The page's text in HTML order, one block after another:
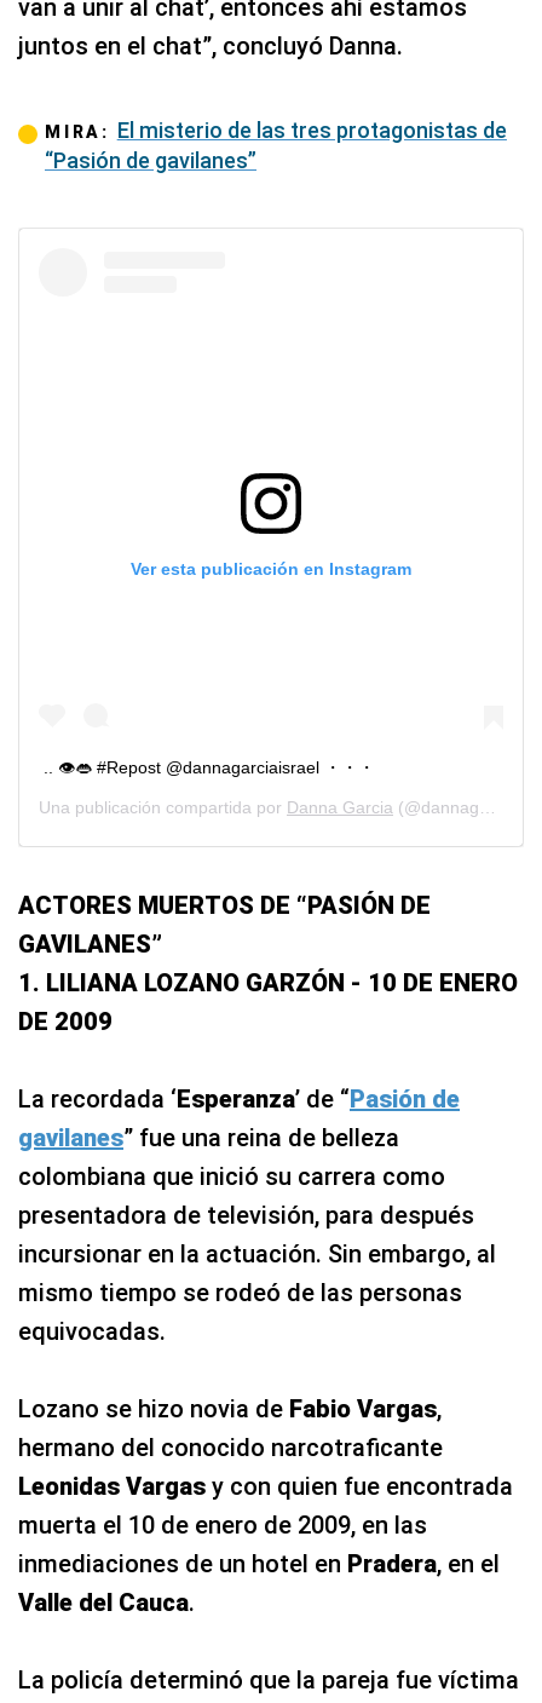
van a unir al chat’, entonces ahí estamos
juntos en el chat”, concluyó Danna.
MIRA: El misterio de las tres protagonistas de
“Pasión de gavilanes”
Ver esta publicación en Instagram
.. 👁👄 #Repost @dannagarciaisrael ・・・
Una publicación compartida por Danna Garcia (@dannagarciao) el
ACTORES MUERTOS DE “PASIÓN DE
GAVILANES”
1. LILIANA LOZANO GARZÓN - 10 DE ENERO
DE 2009
La recordada ‘Esperanza’ de “Pasión de
gavilanes” fue una reina de belleza
colombiana que inició su carrera como
presentadora de televisión, para después
incursionar en la actuación. Sin embargo, al
mismo tiempo se rodeó de las personas
equivocadas.
Lozano se hizo novia de Fabio Vargas,
hermano del conocido narcotraficante
Leonidas Vargas y con quien fue encontrada
muerta el 10 de enero de 2009, en las
inmediaciones de un hotel en Pradera, en el
Valle del Cauca.
La policía determinó que la pareja fue víctima